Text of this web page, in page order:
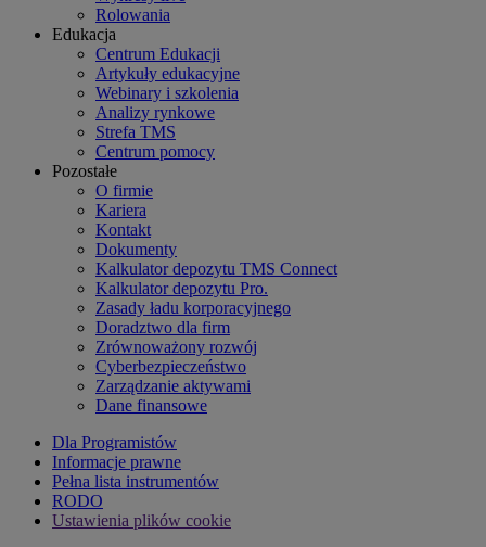
Rolowania
Edukacja
Centrum Edukacji
Artykuły edukacyjne
Webinary i szkolenia
Analizy rynkowe
Strefa TMS
Centrum pomocy
Pozostałe
O firmie
Kariera
Kontakt
Dokumenty
Kalkulator depozytu TMS Connect
Kalkulator depozytu Pro.
Zasady ładu korporacyjnego
Doradztwo dla firm
Zrównoważony rozwój
Cyberbezpieczeństwo
Zarządzanie aktywami
Dane finansowe
Dla Programistów
Informacje prawne
Pełna lista instrumentów
RODO
Ustawienia plików cookie